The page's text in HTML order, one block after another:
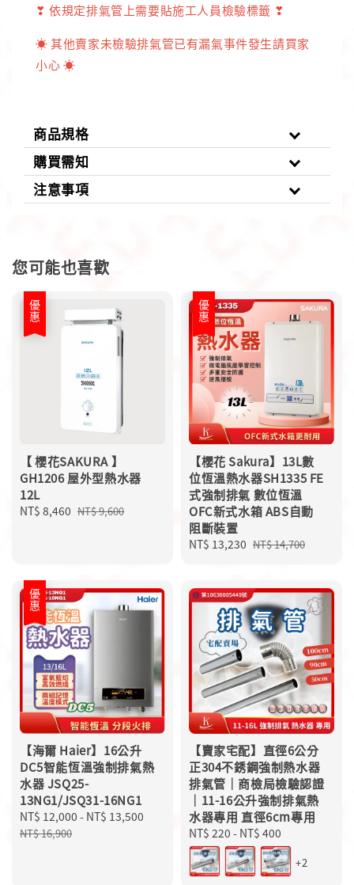
❣ 依規定排氣管上需要貼施工人員檢驗標籤 ❣
☀ 其他賣家未檢驗排氣管已有漏氣事件發生請買家
小心 ☀
商品規格
購買需知
注意事項
您可能也喜歡
優惠
【 櫻花SAKURA 】
GH1206 屋外型熱水器
12L
Sale
NT$ 8,460 Regular
NT$ 9,600
優惠
【櫻花 Sakura】13L數
位恆溫熱水器SH1335 FE
式強制排氣 數位恆溫
OFC新式水箱 ABS自動
阻斷裝置
Sale
NT$ 13,230 Regular
NT$ 14,700
優惠
【海爾 Haier】16公升
DC5智能恆溫強制排氣熱
水器 JSQ25-
13NG1/JSQ31-16NG1
Sale
price
NT$ 12,000 - NT$ 13,500
Regular
NT$ 16,900
【賣家宅配】直徑6公分
正304不銹鋼強制熱水器
排氣管｜商檢局檢驗認證
｜11-16公升強制排氣熱
水器專用 直徑6cm專用
Regular
price
NT$ 220 - NT$ 400
+2